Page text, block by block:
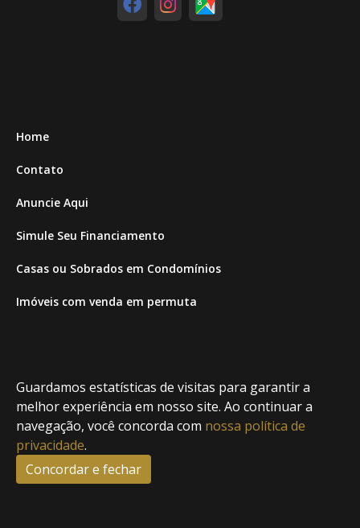
Guardamos estatísticas de visitas para garantir a
melhor experiência em nosso site. Ao continuar a
navegação, você concorda com nossa política de
privacidade.
Concordar e fechar
Home
Contato
Anuncie Aqui
Simule Seu Financiamento
Casas ou Sobrados em Condomínios
Imóveis com venda em permuta
Casa com piscina
Apartamento com piscina
Condomínio fechado